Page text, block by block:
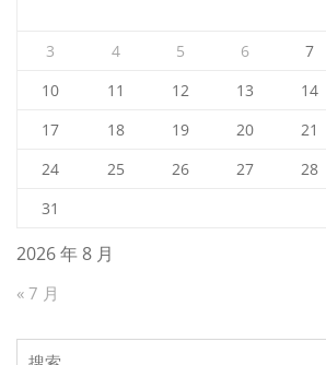
2026 年 8 月
3
4 5 6 7
10
11 12 13 14
17
18 19 20 21
24
25 26 27 28
31
« 7 月
搜